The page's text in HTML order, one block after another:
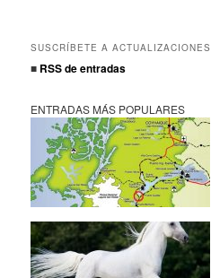
t
r
d
SUSCRÍBETE A ACTUALIZACIONES
■ RSS de entradas
ENTRADAS MÁS POPULARES